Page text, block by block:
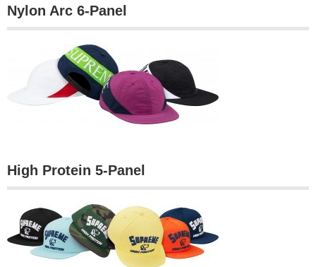
Nylon Arc 6-Panel
High Protein 5-Panel